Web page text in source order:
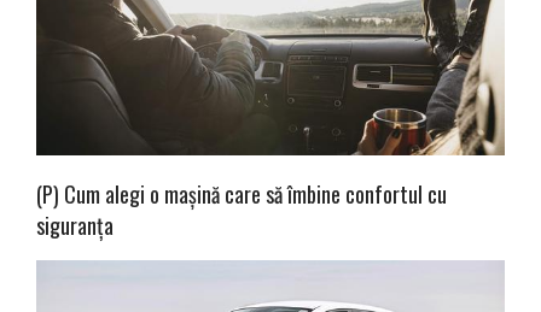
(P) Cum alegi o mașină care să îmbine confortul cu
siguranța